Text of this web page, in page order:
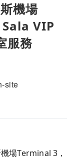
機場
VIP
服務
site
場Terminal 3，